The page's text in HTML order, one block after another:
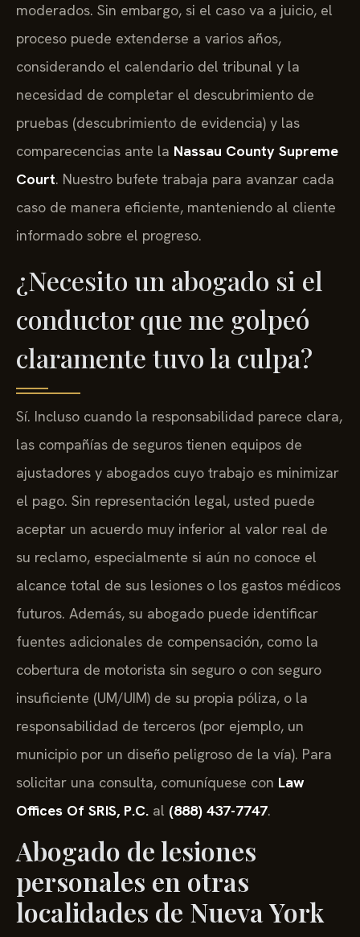
moderados. Sin embargo, si el caso va a juicio, el
proceso puede extenderse a varios años,
considerando el calendario del tribunal y la
necesidad de completar el descubrimiento de
pruebas (descubrimiento de evidencia) y las
comparecencias ante la Nassau County Supreme
Court. Nuestro bufete trabaja para avanzar cada
caso de manera eficiente, manteniendo al cliente
informado sobre el progreso.
¿Necesito un abogado si el
conductor que me golpeó
claramente tuvo la culpa?
Sí. Incluso cuando la responsabilidad parece clara,
las compañías de seguros tienen equipos de
ajustadores y abogados cuyo trabajo es minimizar
el pago. Sin representación legal, usted puede
aceptar un acuerdo muy inferior al valor real de
su reclamo, especialmente si aún no conoce el
alcance total de sus lesiones o los gastos médicos
futuros. Además, su abogado puede identificar
fuentes adicionales de compensación, como la
cobertura de motorista sin seguro o con seguro
insuficiente (UM/UIM) de su propia póliza, o la
responsabilidad de terceros (por ejemplo, un
municipio por un diseño peligroso de la vía). Para
solicitar una consulta, comuníquese con Law
Offices Of SRIS, P.C. al (888) 437-7747.
Abogado de lesiones
personales en otras
localidades de Nueva York